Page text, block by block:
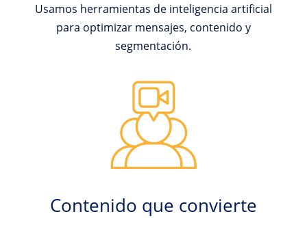
Usamos herramientas de inteligencia artificial
para optimizar mensajes, contenido y
segmentación.
Contenido que convierte